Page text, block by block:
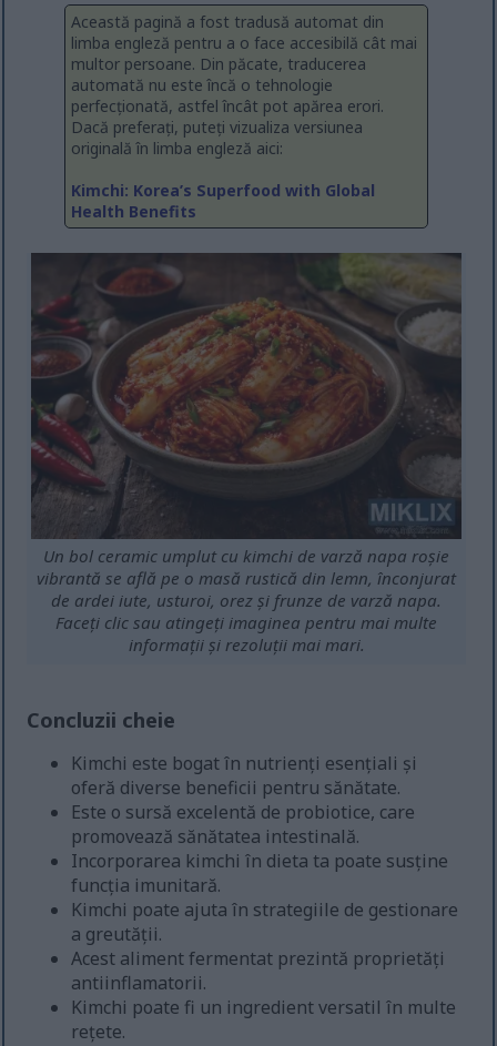
Această pagină a fost tradusă automat din
limba engleză pentru a o face accesibilă cât mai
multor persoane. Din păcate, traducerea
automată nu este încă o tehnologie
perfecționată, astfel încât pot apărea erori.
Dacă preferați, puteți vizualiza versiunea
originală în limba engleză aici:
Kimchi: Korea’s Superfood with Global
Health Benefits
Un bol ceramic umplut cu kimchi de varză napa roșie
vibrantă se află pe o masă rustică din lemn, înconjurat
de ardei iute, usturoi, orez și frunze de varză napa.
Faceți clic sau atingeți imaginea pentru mai multe
informații și rezoluții mai mari.
Concluzii cheie
Kimchi este bogat în nutrienți esențiali și
oferă diverse beneficii pentru sănătate.
Este o sursă excelentă de probiotice, care
promovează sănătatea intestinală.
Incorporarea kimchi în dieta ta poate susține
funcția imunitară.
Kimchi poate ajuta în strategiile de gestionare
a greutății.
Acest aliment fermentat prezintă proprietăți
antiinflamatorii.
Kimchi poate fi un ingredient versatil în multe
rețete.